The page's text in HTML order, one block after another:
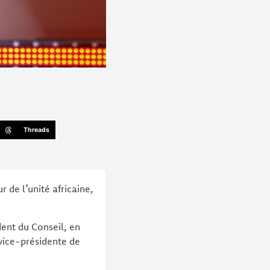
Threads
de l’unité africaine,
du Conseil, en
présidente de